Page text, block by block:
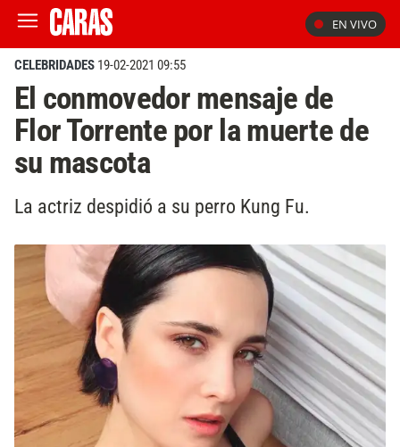
EN VIVO
CELEBRIDADES 19-02-2021 09:55
El conmovedor mensaje de
Flor Torrente por la muerte de
su mascota
La actriz despidió a su perro Kung Fu.